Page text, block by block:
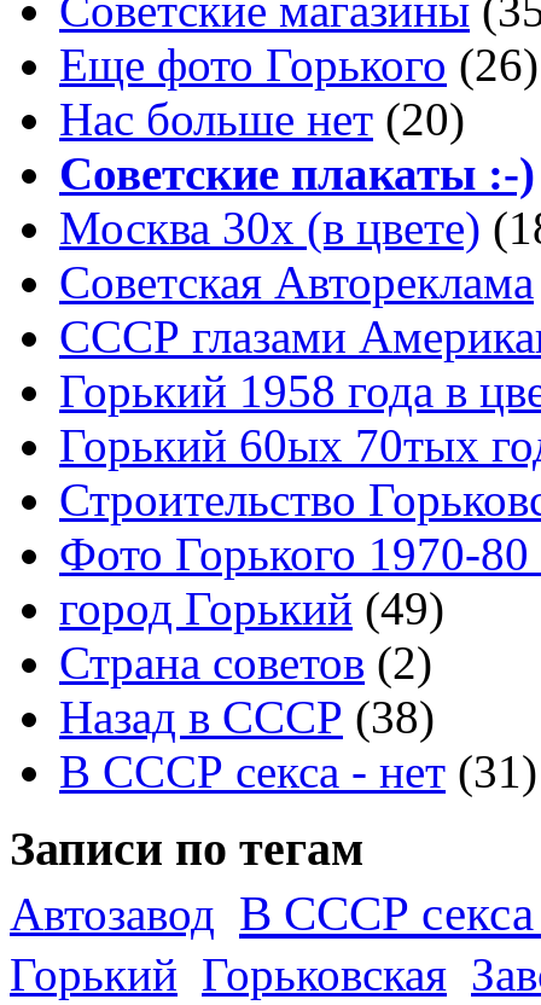
Еще фото Горького (26)
Нас больше нет (20)
Советские плакаты :-)
Москва 30x (в цвете)
Советская Автореклама
СССР глазами
Горький 1958 года в
Горький 60ых 70тых
Строительство
Фото Горького 1970-80
город Горький (49)
Страна советов (2)
Назад в СССР (38)
В СССР секса - нет (31)
Записи по тегам
Автозавод В СССР секса
Горький Горьковская